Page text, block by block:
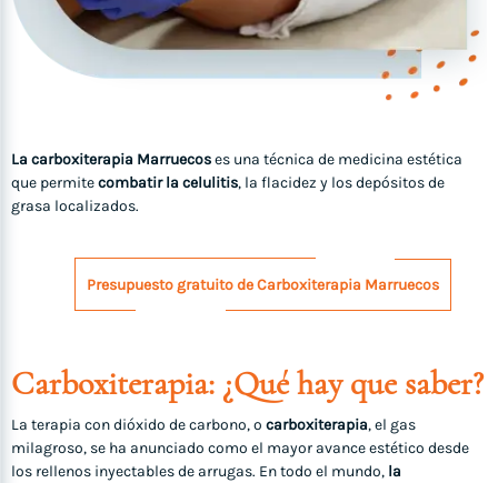
La carboxiterapia Marruecoses una técnica de medicina estética
que permitecombatir la celulitis, la flacidez y los depósitos de
grasa localizados.
Presupuesto gratuito de Carboxiterapia Marruecos
Carboxiterapia: ¿Qué hay que saber?
La terapia con dióxido de carbono, o carboxiterapia, el gas
milagroso, se ha anunciado como el mayor avance estético desde
los rellenos inyectables de arrugas. En todo el mundo, la